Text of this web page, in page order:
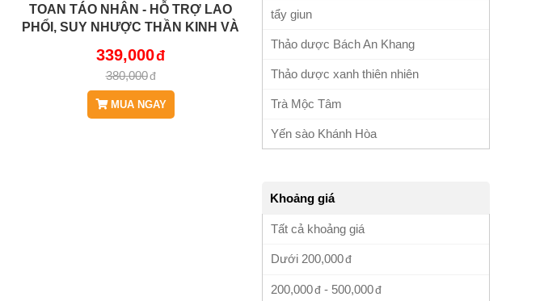
TOAN TÁO NHÂN - HỖ TRỢ LAO
PHỔI, SUY NHƯỢC THẦN KINH VÀ
TAONHAN
339,000
380,000
MUA NGAY
tẩy giun
Thảo dược Bách An Khang
Thảo dược xanh thiên nhiên
Trà Mộc Tâm
Yến sào Khánh Hòa
Khoảng giá
Tất cả khoảng giá
Dưới 200,000
200,000 - 500,000